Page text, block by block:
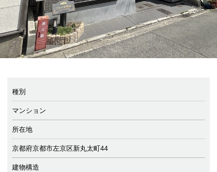
種別
マンション
所在地
京都府京都市左京区新丸太町44
建物構造